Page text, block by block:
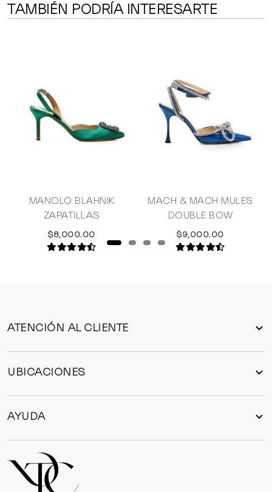
TAMBIÉN PODRÍA INTERESARTE
MANOLO BLAHNIK
ZAPATILLAS
$8,000.00
MACH & MACH MULES
DOUBLE BOW
$9,000.00
ATENCIÓN AL CLIENTE
UBICACIONES
AYUDA